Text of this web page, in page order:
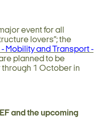
event for all
lovers”; the
Mobility and Transport -
planned to be
1 October in
and the upcoming